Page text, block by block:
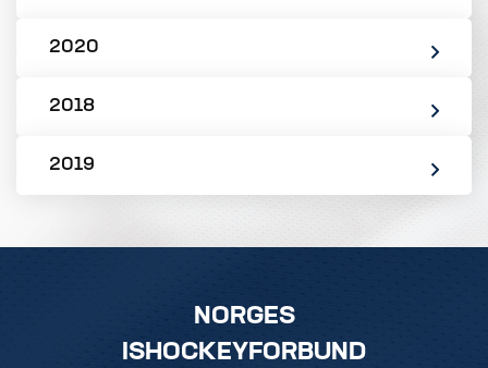
2020
2018
2019
NORGES
ISHOCKEYFORBUND